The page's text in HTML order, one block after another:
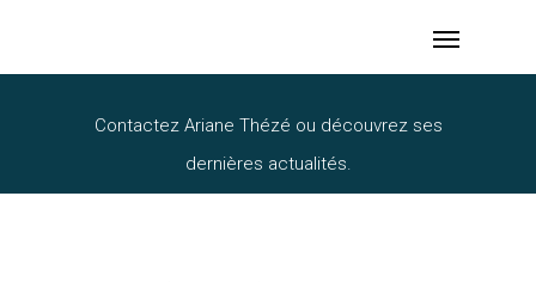
Contactez Ariane Thézé ou découvrez ses
dernières actualités.